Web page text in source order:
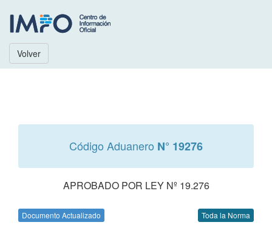
Volver
Código Aduanero N° 19276
APROBADO POR LEY Nº 19.276
Documento Actualizado Toda la Norma